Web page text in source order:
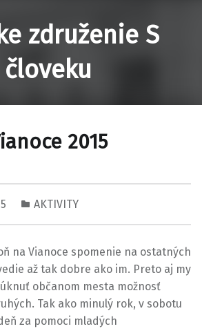
združenie S
2015
AKTIVITY
na Vianoce spomenie na ostatných
až tak dobre ako im. Preto aj my
občanom mesta možnosť
Tak ako minulý rok, v sobotu
za pomoci mladých